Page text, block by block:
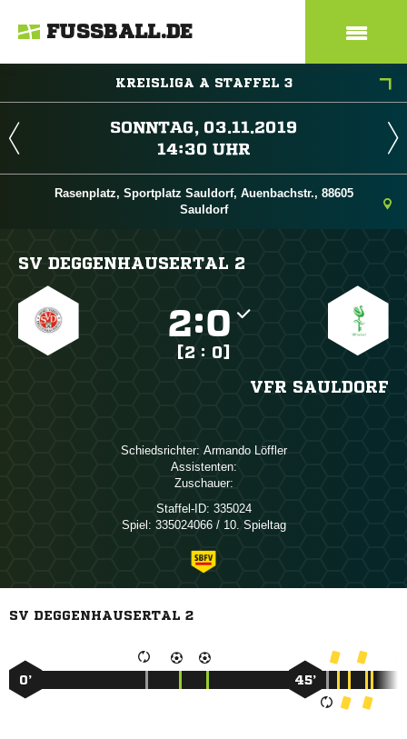
FUSSBALL.DE
KREISLIGA A STAFFEL 3
 
 
Rasenplatz, Sportplatz Sauldorf, Auenbachstr., 88605
Sauldorf
SV DEGGENHAUSERTAL 2
:
[2 : 0]
VFR SAULDORF
Schiedsrichter:  
Assistenten:
Zuschauer:
Staffel-ID: 335024
Spiel: 335024066 / 10. Spieltag
SV DEGGENHAUSERTAL 2
0’ 45’